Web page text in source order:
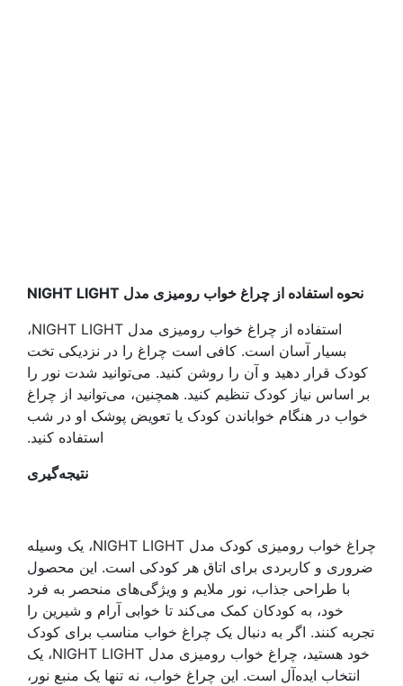
نحوه استفاده از چراغ خواب رومیزی مدل NIGHT LIGHT
استفاده از چراغ خواب رومیزی مدل NIGHT LIGHT،
بسیار آسان است. کافی است چراغ را در نزدیکی تخت
کودک قرار دهید و آن را روشن کنید. می‌توانید شدت نور را
بر اساس نیاز کودک تنظیم کنید. همچنین، می‌توانید از چراغ
خواب در هنگام خواباندن کودک یا تعویض پوشک او در شب
استفاده کنید.
نتیجه‌گیری
چراغ خواب رومیزی کودک مدل NIGHT LIGHT، یک وسیله
ضروری و کاربردی برای اتاق هر کودکی است. این محصول
با طراحی جذاب، نور ملایم و ویژگی‌های منحصر به فرد
خود، به کودکان کمک می‌کند تا خوابی آرام و شیرین را
تجربه کنند. اگر به دنبال یک چراغ خواب مناسب برای کودک
خود هستید، چراغ خواب رومیزی مدل NIGHT LIGHT، یک
انتخاب ایده‌آل است. این چراغ خواب، نه تنها یک منبع نور،